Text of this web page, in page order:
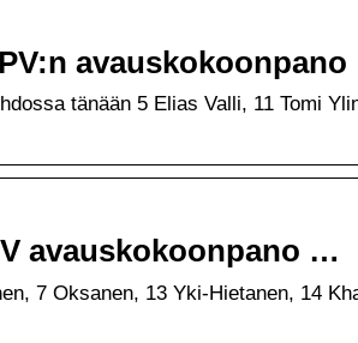
tänään 5 Elias Valli, 11 Tomi
avauskokoonpano …
7 Oksanen, 13 Yki-Hietanen, 14